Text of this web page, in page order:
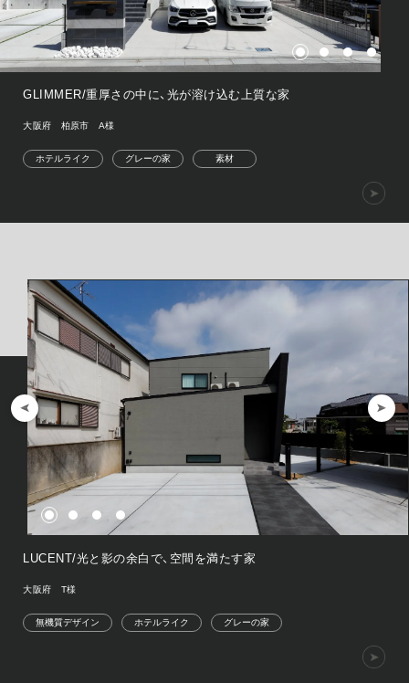
GLIMMER/重厚さの中に、光が溶け込む上質な家
大阪府 柏原市 A様
ホテルライク グレーの家 素材
LUCENT/光と影の余白で、空間を満たす家
大阪府 T様
無機質デザイン ホテルライク グレーの家